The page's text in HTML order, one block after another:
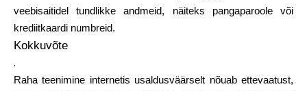
veebisaitidel tundlikke andmeid, näiteks pangaparoole või
krediitkaardi numbreid.
Kokkuvõte
.
Raha teenimine internetis usaldusväärselt nõuab ettevaatust,